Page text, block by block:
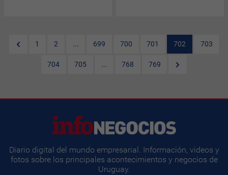
1 2 ... 699 700 701 702 703
704 705 ... 768 769
Diario digital del mundo empresarial. Información, videos y
fotos sobre los principales acontecimientos y negocios de
Uruguay.